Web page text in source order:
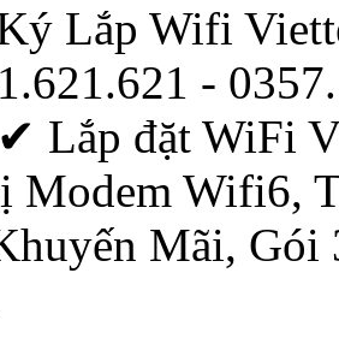
Lắp Wifi
-
‎Lắp đặt WiFi
Modem Wifi6,
Mãi,